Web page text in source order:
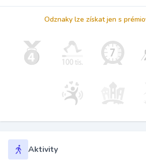
Odznaky lze získat jen s
Aktivity